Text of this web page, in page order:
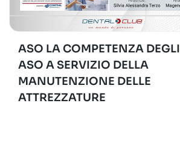
ASO LA COMPETENZA DEGLI
ASO A SERVIZIO DELLA
MANUTENZIONE DELLE
ATTREZZATURE